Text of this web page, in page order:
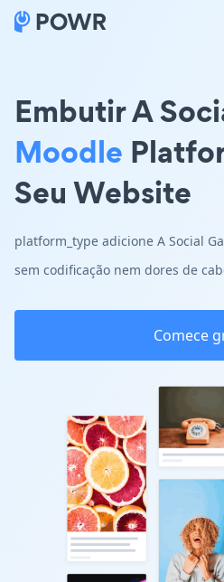
Embutir A
Moodle
Seu Website
platform_type adicione A Social
sem codificação nem dores de
Comece